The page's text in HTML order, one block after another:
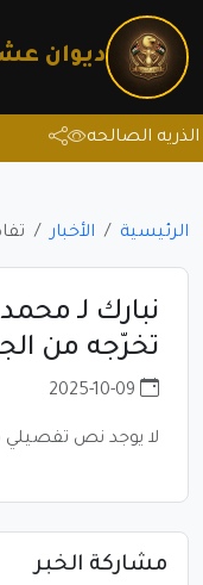
ديوان
الصالحه
الرئيسية الأخبار
نبارك لـ
تخرّجه من
لا يوجد نص تفصيلي
مشاركة الخبر